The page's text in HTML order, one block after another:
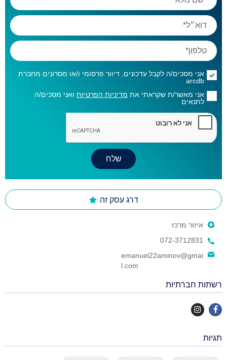
אני מסכים/ה לקבל עדכונים, דיוור פרסומי ו/או מסרונים מחברת
arcdb
אני מאשר/ת שקראתי את מדיניות הפרטיות ואני מסכים/ה
לתנאים
דרג עסק זה
איזור מרכז
072-3712831
emanuel22aminov@gmai
l.com
רשתות חברתיות
תגיות